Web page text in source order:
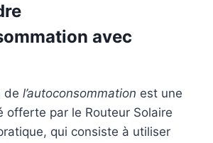
avec
de l’autoconsommation est une
offerte par le Routeur Solaire
qui consiste à utiliser